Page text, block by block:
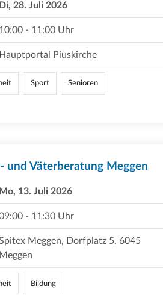
Di, 28. Juli 2026
10:00 - 11:00 Uhr
Hauptportal Piuskirche
Sport Senioren
und Väterberatung Meggen
Mo, 13. Juli 2026
- 11:30 Uhr
Meggen, Dorfplatz 5, 6045
Meggen
Bildung